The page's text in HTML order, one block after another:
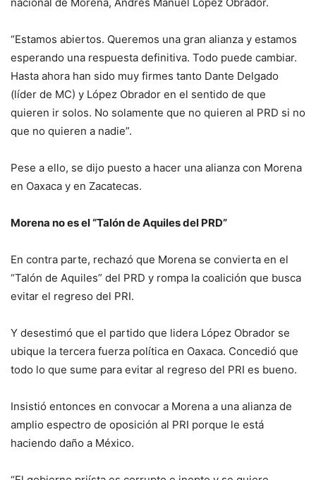
“Estamos abiertos. Queremos una gran alianza y estamos
esperando una respuesta definitiva. Todo puede cambiar.
Hasta ahora han sido muy firmes tanto Dante Delgado
(líder de MC) y López Obrador en el sentido de que
quieren ir solos. No solamente que no quieren al PRD si no
que no quieren a nadie”.
Pese a ello, se dijo puesto a hacer una alianza con Morena
en Oaxaca y en Zacatecas.
Morena no es el “Talón de Aquiles del PRD”
En contra parte, rechazó que Morena se convierta en el
“Talón de Aquiles” del PRD y rompa la coalición que busca
evitar el regreso del PRI.
Y desestimó que el partido que lidera López Obrador se
ubique la tercera fuerza política en Oaxaca. Concedió que
todo lo que sume para evitar al regreso del PRI es bueno.
Insistió entonces en convocar a Morena a una alianza de
amplio espectro de oposición al PRI porque le está
haciendo daño a México.